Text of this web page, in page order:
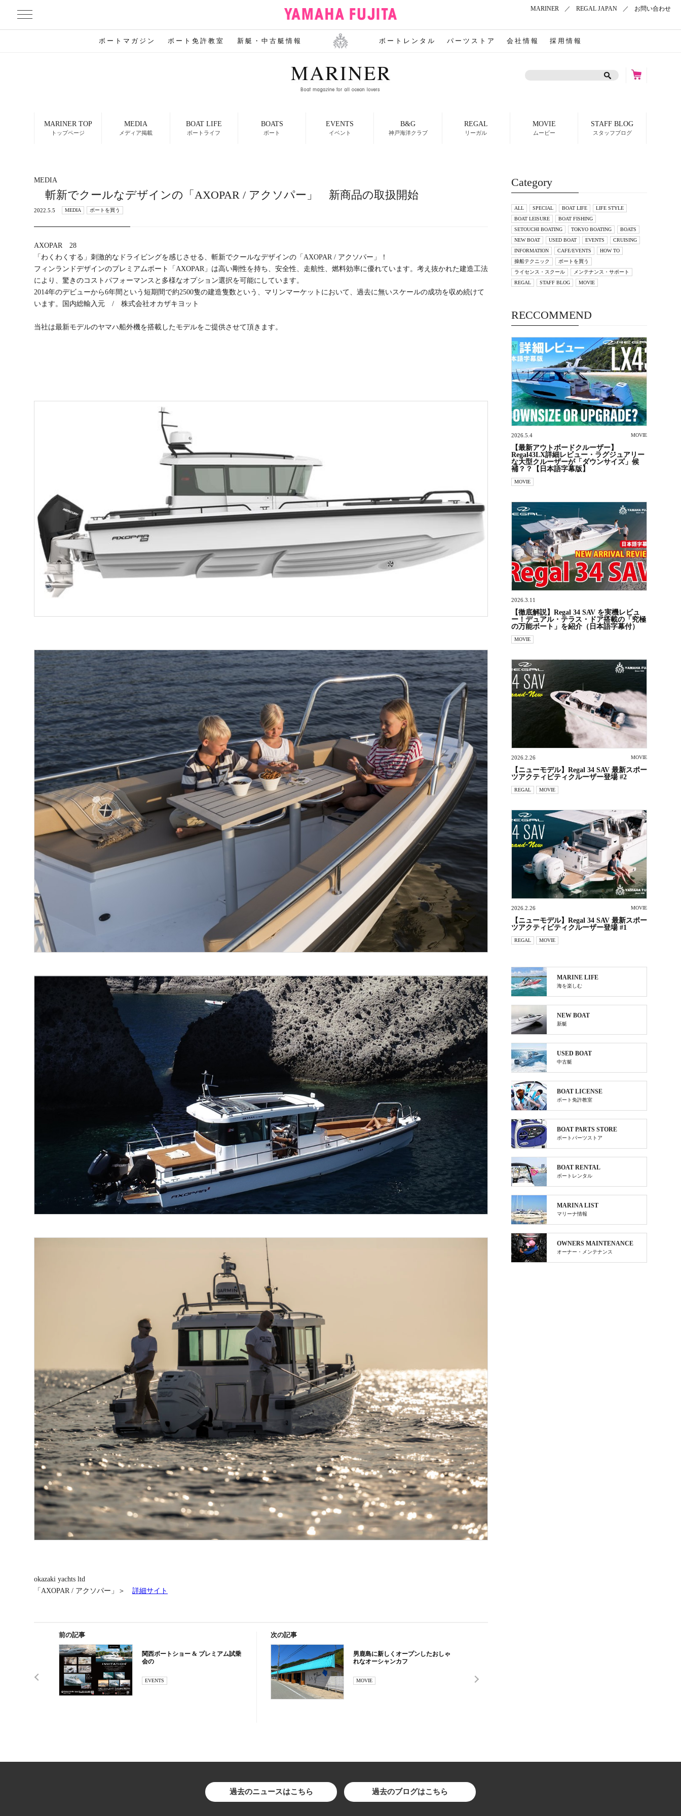
MARINER ／ REGAL JAPAN ／ お問い合わせ
ボートマガジン ボート免許教室 新艇・中古艇情報 ボートレンタル パーツストア 会社情報 採用情報
MARINER TOP
トップページ
MEDIA
メディア掲載
BOAT LIFE
ボートライフ
BOATS
ボート
EVENTS
イベント
B&G
神戸海洋クラブ
REGAL
リーガル
MOVIE
ムービー
STAFF BLOG
スタッフブログ
MEDIA
斬新でクールなデザインの「AXOPAR / アクソパー」 新商品の取扱開始
2022.5.5 MEDIA ボートを買う
AXOPAR 28
「わくわくする」刺激的なドライビングを感じさせる、斬新でクールなデザインの「AXOPAR / アクソパー」！
フィンランドデザインのプレミアムボート「AXOPAR」は高い剛性を持ち、安全性、走航性、燃料効率に優れています。考え抜かれた建造工法
により、驚きのコストパフォーマンスと多様なオプション選択を可能にしています。
2014年のデビューから6年間という短期間で約2500隻の建造隻数という、マリンマーケットにおいて、過去に無いスケールの成功を収め続けて
います。国内総輸入元 / 株式会社オカザキヨット
当社は最新モデルのヤマハ船外機を搭載したモデルをご提供させて頂きます。
okazaki yachts ltd
「AXOPAR / アクソパー」＞ 詳細サイト
前の記事
関西ボートショー & プレミアム試乗
会の
EVENTS
次の記事
男鹿島に新しくオープンしたおしゃ
れなオーシャンカフ
MOVIE
Category
ALL SPECIAL BOAT LIFE
LIFE STYLE
BOAT LEISURE
BOAT FISHING
SETOUCHI BOATING
TOKYO BOATING
BOATS
NEW BOAT
USED BOAT EVENTS
CRUISING
INFORMATION
CAFE/EVENTS
HOW TO
操船テクニック
ボートを買う
ライセンス・スクール
メンテナンス・サポート
REGAL
STAFF BLOG MOVIE
RECCOMMEND
2026.5.4 MOVIE
【最新アウトボードクルーザー】
Regal43LX詳細レビュー・ラグジュアリー
な大型クルーザーが「ダウンサイズ」候
補？？【日本語字幕版】
MOVIE
2026.3.11
【徹底解説】Regal 34 SAV を実機レビュ
ー！デュアル・テラス・ドア搭載の「究極
の万能ボート」を紹介（日本語字幕付）
MOVIE
2026.2.26 MOVIE
【ニューモデル】Regal 34 SAV 最新スポー
ツアクティビティクルーザー登場 #2
REGAL MOVIE
2026.2.26 MOVIE
【ニューモデル】Regal 34 SAV 最新スポー
ツアクティビティクルーザー登場 #1
REGAL MOVIE
MARINE LIFE
海を楽しむ
NEW BOAT
新艇
USED BOAT
中古艇
BOAT LICENSE
ボート免許教室
BOAT PARTS STORE
ボートパーツストア
BOAT RENTAL
ボートレンタル
MARINA LIST
マリーナ情報
OWNERS MAINTENANCE
オーナー・メンテナンス
過去のニュースはこちら 過去のブログはこちら